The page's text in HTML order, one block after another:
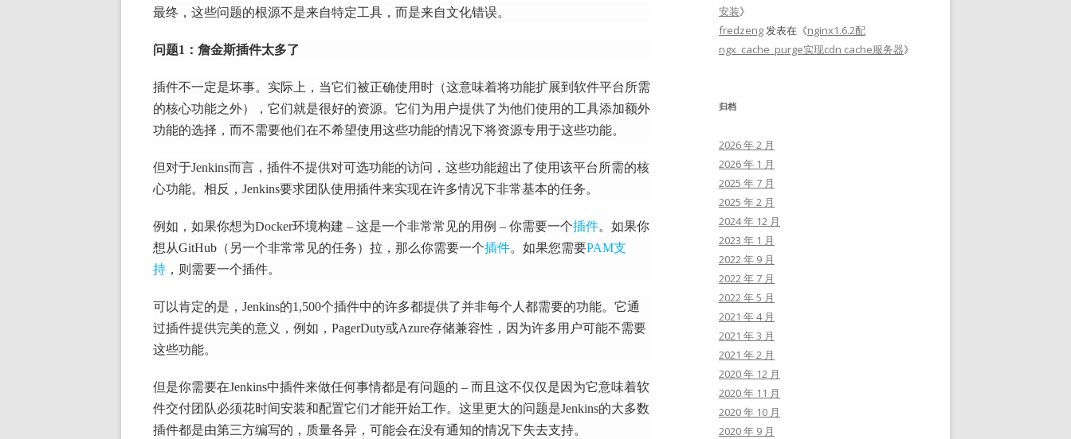
最终，这些问题的根源不是来自特定工具，而是来自文化错误。
问题1：詹金斯插件太多了
插件不一定是坏事。 实际上，当它们被正确使用时（这意味着将功能扩展到软件平台所需
的核心功能之外），它们就是很好的资源。 它们为用户提供了为他们使用的工具添加额外
功能的选择，而不需要他们在不希望使用这些功能的情况下将资源专用于这些功能。
但对于Jenkins而言，插件不提供对可选功能的访问，这些功能超出了使用该平台所需的核
心功能。 相反，Jenkins要求团队使用插件来实现在许多情况下非常基本的任务。
例如，如果你想为Docker环境构建 – 这是一个非常常见的用例 – 你需要一个插件。 如果你
想从GitHub（另一个非常常见的任务）拉，那么你需要一个插件。 如果您需要PAM支
持 ，则需要一个插件。
可以肯定的是，Jenkins的1,500个插件中的许多都提供了并非每个人都需要的功能。 它通
过插件提供完美的意义，例如，PagerDuty或Azure存储兼容性，因为许多用户可能不需要
这些功能。
但是你需要在Jenkins中插件来做任何事情都是有问题的 – 而且这不仅仅是因为它意味着软
件交付团队必须花时间安装和配置它们才能开始工作。 这里更大的问题是Jenkins的大多数
插件都是由第三方编写的，质量各异，可能会在没有通知的情况下失去支持。
安装》
fredzeng发表在《nginx1.6.2配
ngx_cache_purge实现cdn cache服务器》
归档
2026 年 2 月
2026 年 1 月
2025 年 7 月
2025 年 2 月
2024 年 12 月
2023 年 1 月
2022 年 9 月
2022 年 7 月
2022 年 5 月
2021 年 4 月
2021 年 3 月
2021 年 2 月
2020 年 12 月
2020 年 11 月
2020 年 10 月
2020 年 9 月